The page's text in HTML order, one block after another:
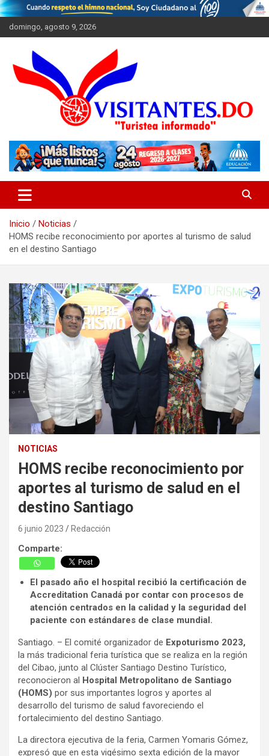
Saltar
al
contenido
domingo, agosto 9, 2026
Visitantes
Inicio
Noticias
HOMS recibe reconocimiento por aportes al turismo de salud
en el destino Santiago
NOTICIAS
HOMS recibe reconocimiento por
aportes al turismo de salud en el
destino Santiago
6 junio 2023 Redacción
Comparte:
El pasado año el hospital recibió la certificación de
Accreditation Canadá por contar con procesos de
atención centrados en la calidad y la seguridad del
paciente con estándares de clase mundial.
Santiago. – El comité organizador de Expoturismo 2023,
la más tradicional feria turística que se realiza en la región
del Cibao, junto al Clúster Santiago Destino Turístico,
reconocieron al Hospital Metropolitano de Santiago
(HOMS) por sus importantes logros y aportes al
desarrollo del turismo de salud favoreciendo el
fortalecimiento del destino Santiago.
La directora ejecutiva de la feria, Carmen Yomaris Gómez,
expresó que en esta vigésimo sexta edición de la mayor